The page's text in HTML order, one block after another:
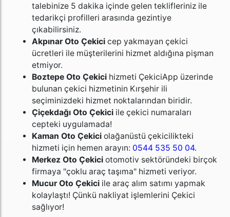
talebinize 5 dakika içinde gelen teklifleriniz ile
tedarikçi profilleri arasında gezintiye
çıkabilirsiniz.
Akpınar Oto Çekicicep yakmayan çekici
ücretleri ile müşterilerini hizmet aldığına pişman
etmiyor.
Boztepe Oto Çekici hizmeti ÇekiciApp üzerinde
bulunan çekici hizmetinin Kırşehir ili
seçiminizdeki hizmet noktalarından biridir.
Çiçekdağı Oto Çekici ile çekici numaraları
cepteki uygulamada!
Kaman Oto Çekiciolağanüstü çekicilikteki
hizmeti için hemen arayın: 0544 535 50 04.
Merkez Oto Çekiciotomotiv sektöründeki birçok
firmaya "çoklu araç taşıma" hizmeti veriyor.
Mucur Oto Çekici ile araç alım satımı yapmak
kolaylaştı! Çünkü nakliyat işlemlerini Çekici
sağlıyor!